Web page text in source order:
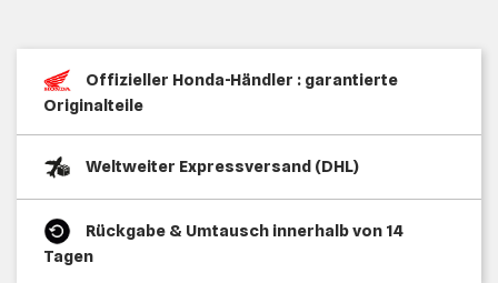
Offizieller Honda-Händler : garantierte
Originalteile
Weltweiter Expressversand (DHL)
Rückgabe & Umtausch innerhalb von 14
Tagen